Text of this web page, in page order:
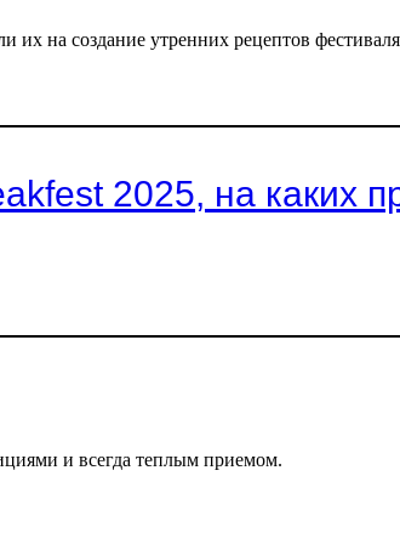
на создание утренних рецептов фестиваля
2025, на каких
и всегда теплым приемом.